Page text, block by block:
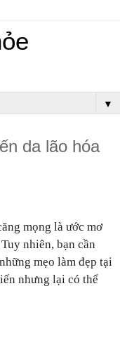
▼
da lão hóa
mọng là ước mơ
nhiên, bạn cần
mẹo làm đẹp tại
nhưng lại có thể